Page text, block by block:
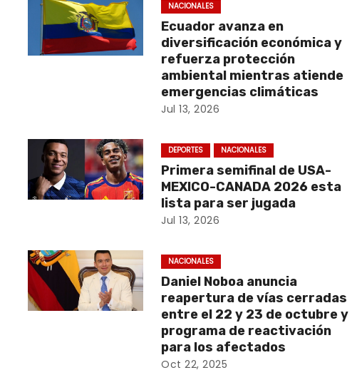
NACIONALES
Ecuador avanza en
diversificación económica y
refuerza protección
ambiental mientras atiende
emergencias climáticas
Jul 13, 2026
DEPORTES NACIONALES
Primera semifinal de USA-
MEXICO-CANADA 2026 esta
lista para ser jugada
Jul 13, 2026
NACIONALES
Daniel Noboa anuncia
reapertura de vías cerradas
entre el 22 y 23 de octubre y
programa de reactivación
para los afectados
Oct 22, 2025